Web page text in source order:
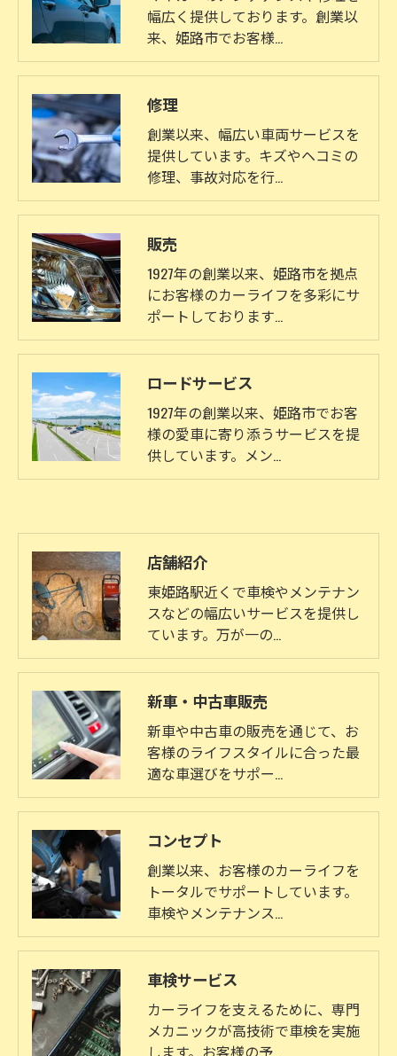
幅広く提供しております。創業以
来、姫路市でお客様…
修理
創業以来、幅広い車両サービスを
提供しています。キズやヘコミの
修理、事故対応を行…
販売
1927年の創業以来、姫路市を拠点
にお客様のカーライフを多彩にサ
ポートしております…
ロードサービス
1927年の創業以来、姫路市でお客
様の愛車に寄り添うサービスを提
供しています。メン…
店舗紹介
東姫路駅近くで車検やメンテナン
スなどの幅広いサービスを提供し
ています。万が一の…
新車・中古車販売
新車や中古車の販売を通じて、お
客様のライフスタイルに合った最
適な車選びをサポー…
コンセプト
創業以来、お客様のカーライフを
トータルでサポートしています。
車検やメンテナンス…
車検サービス
カーライフを支えるために、専門
メカニックが高技術で車検を実施